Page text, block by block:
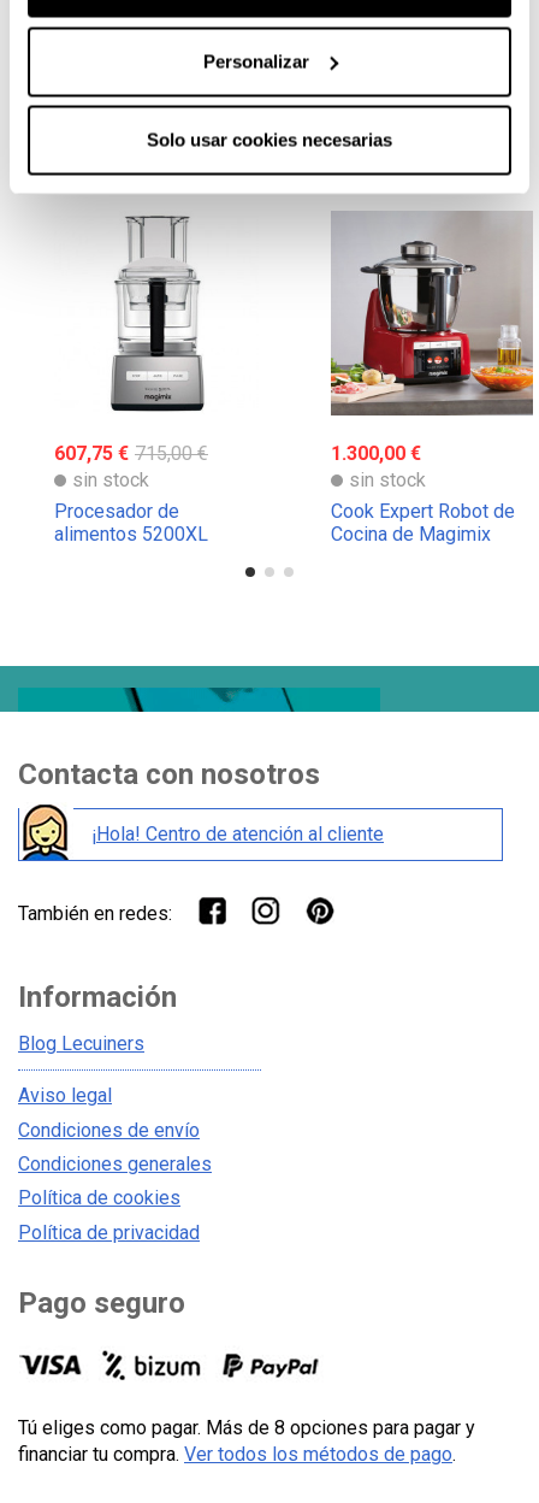
Personalizar
Solo usar cookies necesarias
Opiniones realesde clientes que han comprado este
producto.
Productos relacionados:
607,75 € 715,00 €
sin stock
Procesador de
alimentos 5200XL
1.300,00 €
sin stock
Cook Expert Robot de
Cocina de Magimix
Contacta con nosotros
¡Hola! Centro de atención al cliente
También en redes:
Información
Blog Lecuiners
Aviso legal
Condiciones de envío
Condiciones generales
Política de cookies
Política de privacidad
Pago seguro
Tú eliges como pagar. Más de 8 opciones para pagar y
financiar tu compra. Ver todos los métodos de pago.